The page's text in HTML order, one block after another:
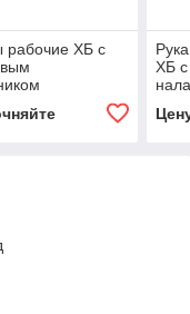
рабочие ХБ с
ХБ с